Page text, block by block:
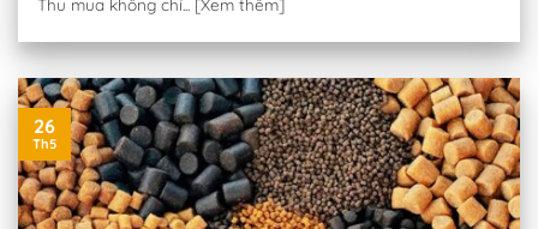
Thu mua không chỉ... [Xem thêm]
26
Th5